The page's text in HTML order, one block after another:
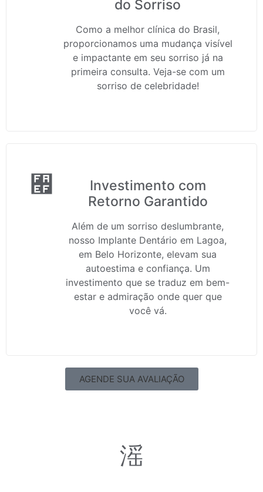
do Sorriso
Como a melhor clínica do Brasil,
proporcionamos uma mudança visível
e impactante em seu sorriso já na
primeira consulta. Veja-se com um
sorriso de celebridade!
Investimento com
Retorno Garantido
Além de um sorriso deslumbrante,
nosso Implante Dentário em Lagoa,
em Belo Horizonte, elevam sua
autoestima e confiança. Um
investimento que se traduz em bem-
estar e admiração onde quer que
você vá.
AGENDE SUA AVALIAÇÃO